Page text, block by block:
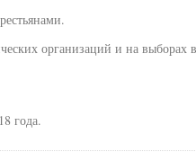
организаций и на выборах
года.